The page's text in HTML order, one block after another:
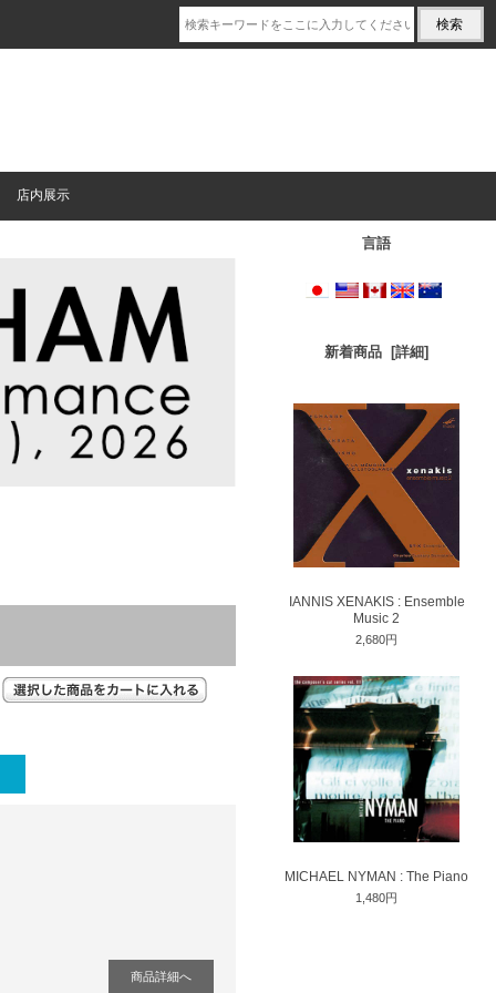
店内展示
商品詳細へ
言語
新着商品 [詳細]
IANNIS XENAKIS : Ensemble
Music 2
2,680円
MICHAEL NYMAN : The Piano
1,480円